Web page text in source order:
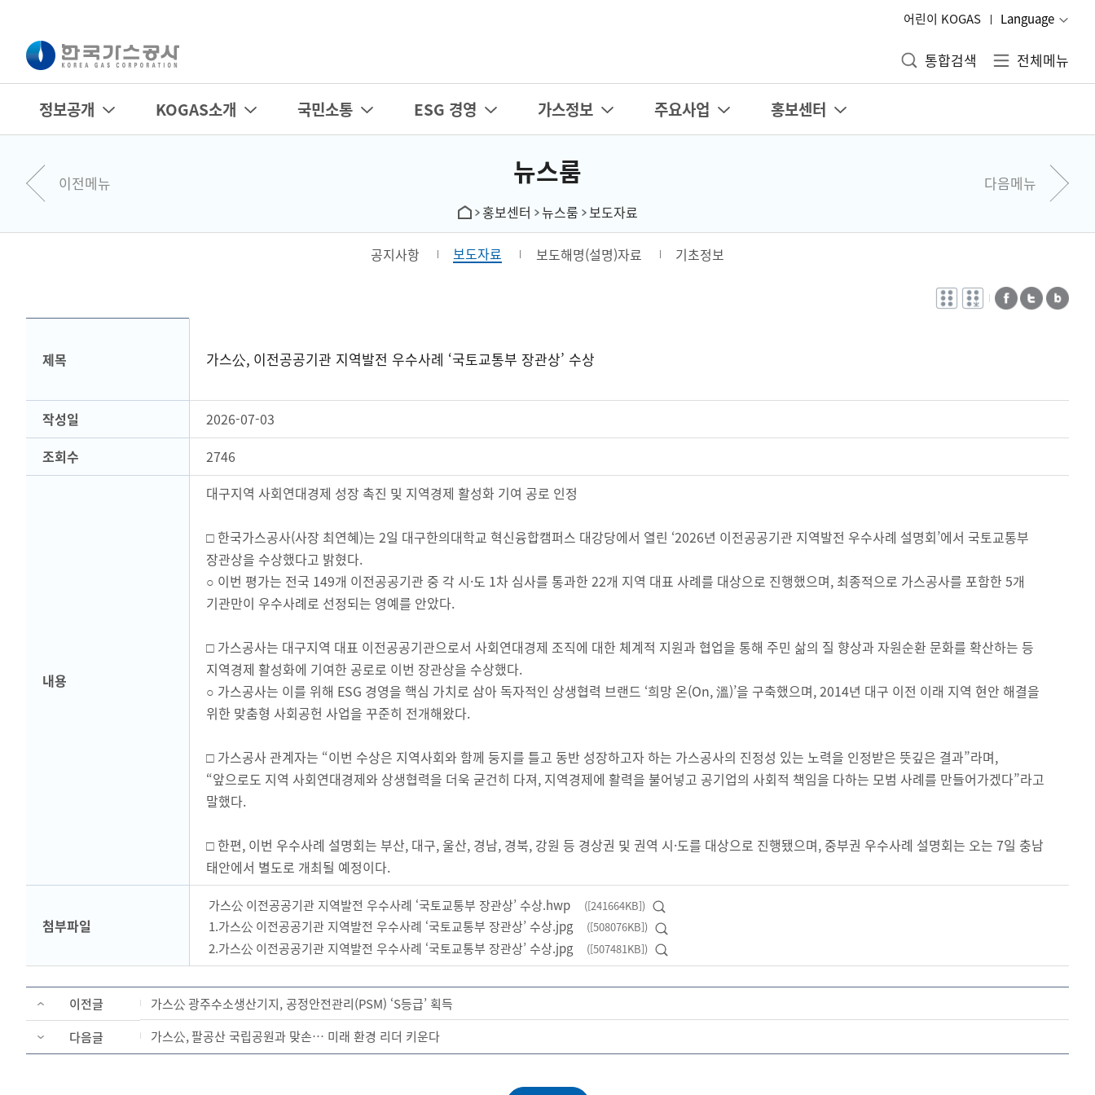
어린이 KOGAS Language
통합검색 전체메뉴
정보공개 KOGAS소개 국민소통 ESG 경영 가스정보 주요사업 홍보센터
뉴스룸
홍보센터 뉴스룸 보도자료
이전메뉴 다음메뉴
공지사항 보도자료 보도해명(설명)자료
기초정보
전자점자
바로보기
전자점자
다운로드페이스북트위터블로그
제목 가스公, 이전공공기관 지역발전 우수사례 ‘국토교통부 장관상’ 수상
작성일
2026-07-03
조회수
2746
내용
대구지역 사회연대경제 성장 촉진 및 지역경제 활성화 기여 공로 인정
□ 한국가스공사(사장 최연혜)는 2일 대구한의대학교 혁신융합캠퍼스 대강당에서 열린 ‘2026년 이전공공기관 지역발전 우수사례 설명회’에서 국토교통부
장관상을 수상했다고 밝혔다.
○ 이번 평가는 전국 149개 이전공공기관 중 각 시·도 1차 심사를 통과한 22개 지역 대표 사례를 대상으로 진행했으며, 최종적으로 가스공사를 포함한 5개
기관만이 우수사례로 선정되는 영예를 안았다.
□ 가스공사는 대구지역 대표 이전공공기관으로서 사회연대경제 조직에 대한 체계적 지원과 협업을 통해 주민 삶의 질 향상과 자원순환 문화를 확산하는 등
지역경제 활성화에 기여한 공로로 이번 장관상을 수상했다.
○ 가스공사는 이를 위해 ESG 경영을 핵심 가치로 삼아 독자적인 상생협력 브랜드 ‘희망 온(On, 溫)’을 구축했으며, 2014년 대구 이전 이래 지역 현안 해결을
위한 맞춤형 사회공헌 사업을 꾸준히 전개해왔다.
□ 가스공사 관계자는 “이번 수상은 지역사회와 함께 둥지를 틀고 동반 성장하고자 하는 가스공사의 진정성 있는 노력을 인정받은 뜻깊은 결과”라며,
“앞으로도 지역 사회연대경제와 상생협력을 더욱 굳건히 다져, 지역경제에 활력을 불어넣고 공기업의 사회적 책임을 다하는 모범 사례를 만들어가겠다”라고
말했다.
□ 한편, 이번 우수사례 설명회는 부산, 대구, 울산, 경남, 경북, 강원 등 경상권 및 권역 시·도를 대상으로 진행됐으며, 중부권 우수사례 설명회는 오는 7일 충남
태안에서 별도로 개최될 예정이다.
첨부파일
가스公 이전공공기관 지역발전 우수사례 ‘국토교통부 장관상’ 수상.hwp ([241664KB])미리보기
1.가스公 이전공공기관 지역발전 우수사례 ‘국토교통부 장관상’ 수상.jpg
([508076KB])미리보기
2.가스公 이전공공기관 지역발전 우수사례 ‘국토교통부 장관상’ 수상.jpg
([507481KB])미리보기
이전글
가스公 광주수소생산기지, 공정안전관리(PSM) ‘S등급’ 획득
다음글
가스公, 팔공산 국립공원과 맞손… 미래 환경 리더 키운다